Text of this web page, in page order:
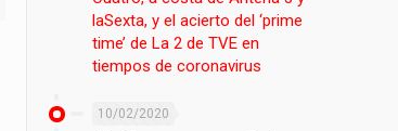
laSexta, y el acierto del ‘prime
time’ de La 2 de TVE en
tiempos de coronavirus
10/02/2020